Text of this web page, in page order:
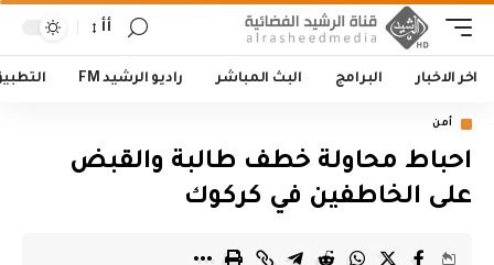
أأ
اخر الاخبار البرامج البث المباشر راديو الرشيد FM
أمن
احباط محاولة خطف طالبة والقبض
على الخاطفين في كركوك